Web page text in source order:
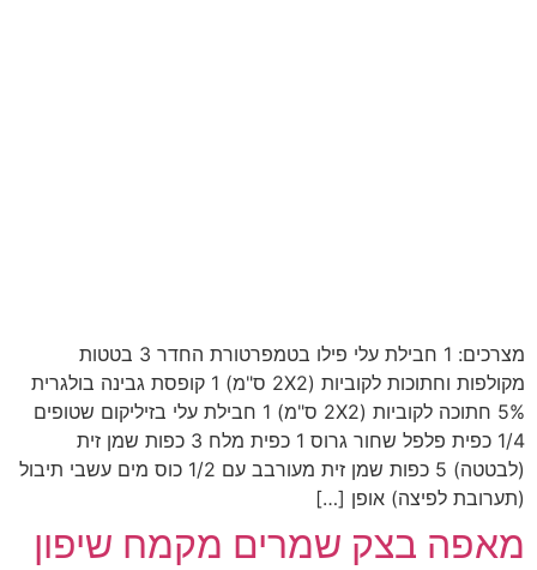
מצרכים: 1 חבילת עלי פילו בטמפרטורת החדר 3 בטטות
מקולפות וחתוכות לקוביות (2X2 ס"מ) 1 קופסת גבינה בולגרית
5% חתוכה לקוביות (2X2 ס"מ) 1 חבילת עלי בזיליקום שטופים
1/4 כפית פלפל שחור גרוס 1 כפית מלח 3 כפות שמן זית
(לבטטה) 5 כפות שמן זית מעורבב עם 1/2 כוס מים עשבי תיבול
(תערובת לפיצה) אופן […]
מאפה בצק שמרים מקמח שיפון